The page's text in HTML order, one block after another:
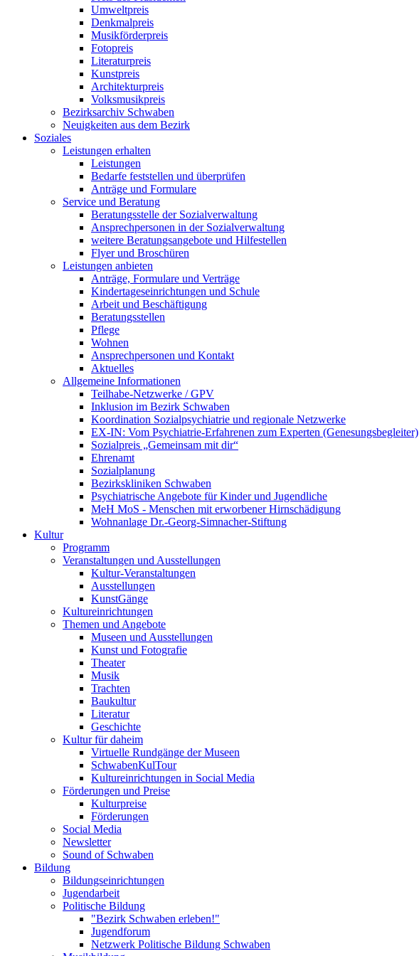
Umweltpreis
Denkmalpreis
Musikförderpreis
Fotopreis
Literaturpreis
Kunstpreis
Architekturpreis
Volksmusikpreis
Bezirksarchiv Schwaben
Neuigkeiten aus dem Bezirk
Soziales
Leistungen erhalten
Leistungen
Bedarfe feststellen und überprüfen
Anträge und Formulare
Service und Beratung
Beratungsstelle der Sozialverwaltung
Ansprechpersonen in der Sozialverwaltung
weitere Beratungsangebote und Hilfestellen
Flyer und Broschüren
Leistungen anbieten
Anträge, Formulare und Verträge
Kindertageseinrichtungen und Schule
Arbeit und Beschäftigung
Beratungsstellen
Pflege
Wohnen
Ansprechpersonen und Kontakt
Aktuelles
Allgemeine Informationen
Teilhabe-Netzwerke / GPV
Inklusion im Bezirk Schwaben
Koordination Sozialpsychiatrie und regionale Netzwerke
EX-IN: Vom Psychiatrie-Erfahrenen zum Experten (Genesungsbegleiter)
Sozialpreis „Gemeinsam mit dir“
Ehrenamt
Sozialplanung
Bezirkskliniken Schwaben
Psychiatrische Angebote für Kinder und Jugendliche
MeH MoS - Menschen mit erworbener Hirnschädigung
Wohnanlage Dr.-Georg-Simnacher-Stiftung
Kultur
Programm
Veranstaltungen und Ausstellungen
Kultur-Veranstaltungen
Ausstellungen
KunstGänge
Kultureinrichtungen
Themen und Angebote
Museen und Ausstellungen
Kunst und Fotografie
Theater
Musik
Trachten
Baukultur
Literatur
Geschichte
Kultur für daheim
Virtuelle Rundgänge der Museen
SchwabenKulTour
Kultureinrichtungen in Social Media
Förderungen und Preise
Kulturpreise
Förderungen
Social Media
Newsletter
Sound of Schwaben
Bildung
Bildungseinrichtungen
Jugendarbeit
Politische Bildung
"Bezirk Schwaben erleben!"
Jugendforum
Netzwerk Politische Bildung Schwaben